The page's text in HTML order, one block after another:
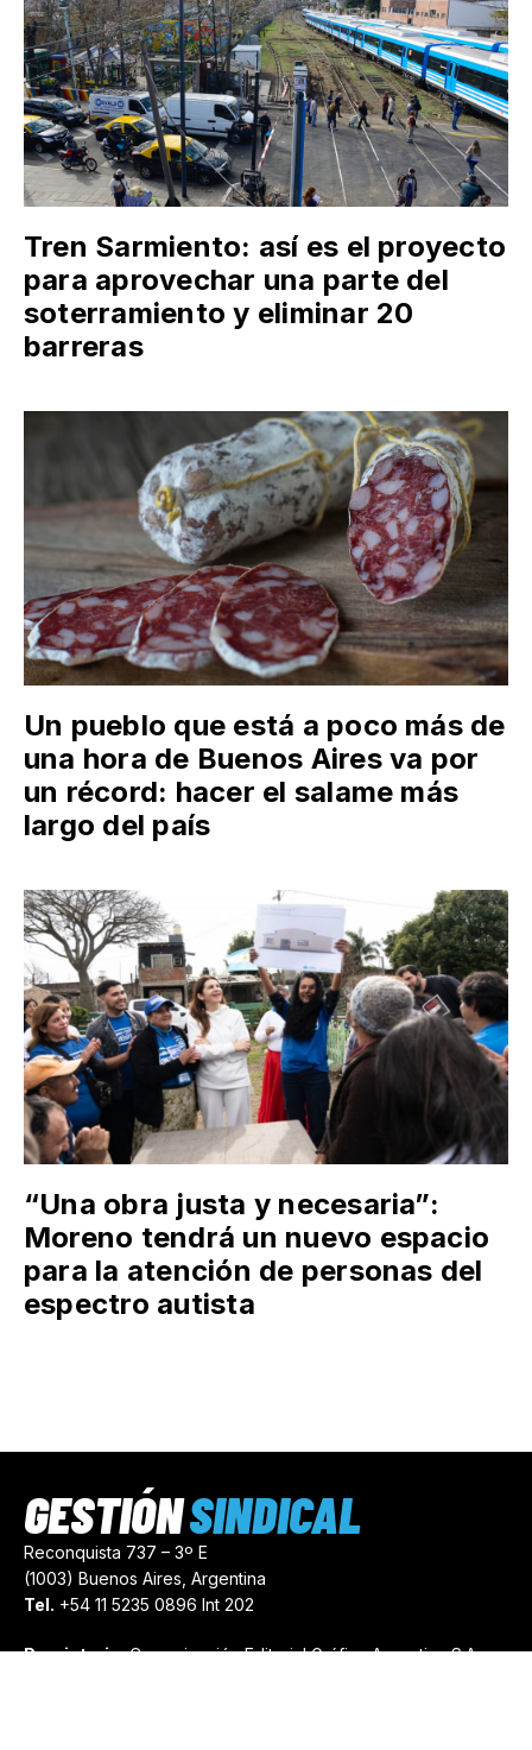
Tren Sarmiento: así es el proyecto
para aprovechar una parte del
soterramiento y eliminar 20
barreras
Un pueblo que está a poco más de
una hora de Buenos Aires va por
un récord: hacer el salame más
largo del país
“Una obra justa y necesaria”:
Moreno tendrá un nuevo espacio
para la atención de personas del
espectro autista
Reconquista 737 – 3º E
(1003) Buenos Aires, Argentina
Tel. +54 11 5235 0896 Int 202
Propietario:Comunicación Editorial Gráfica Argentina S.A.
GESTIÓNSINDICAL